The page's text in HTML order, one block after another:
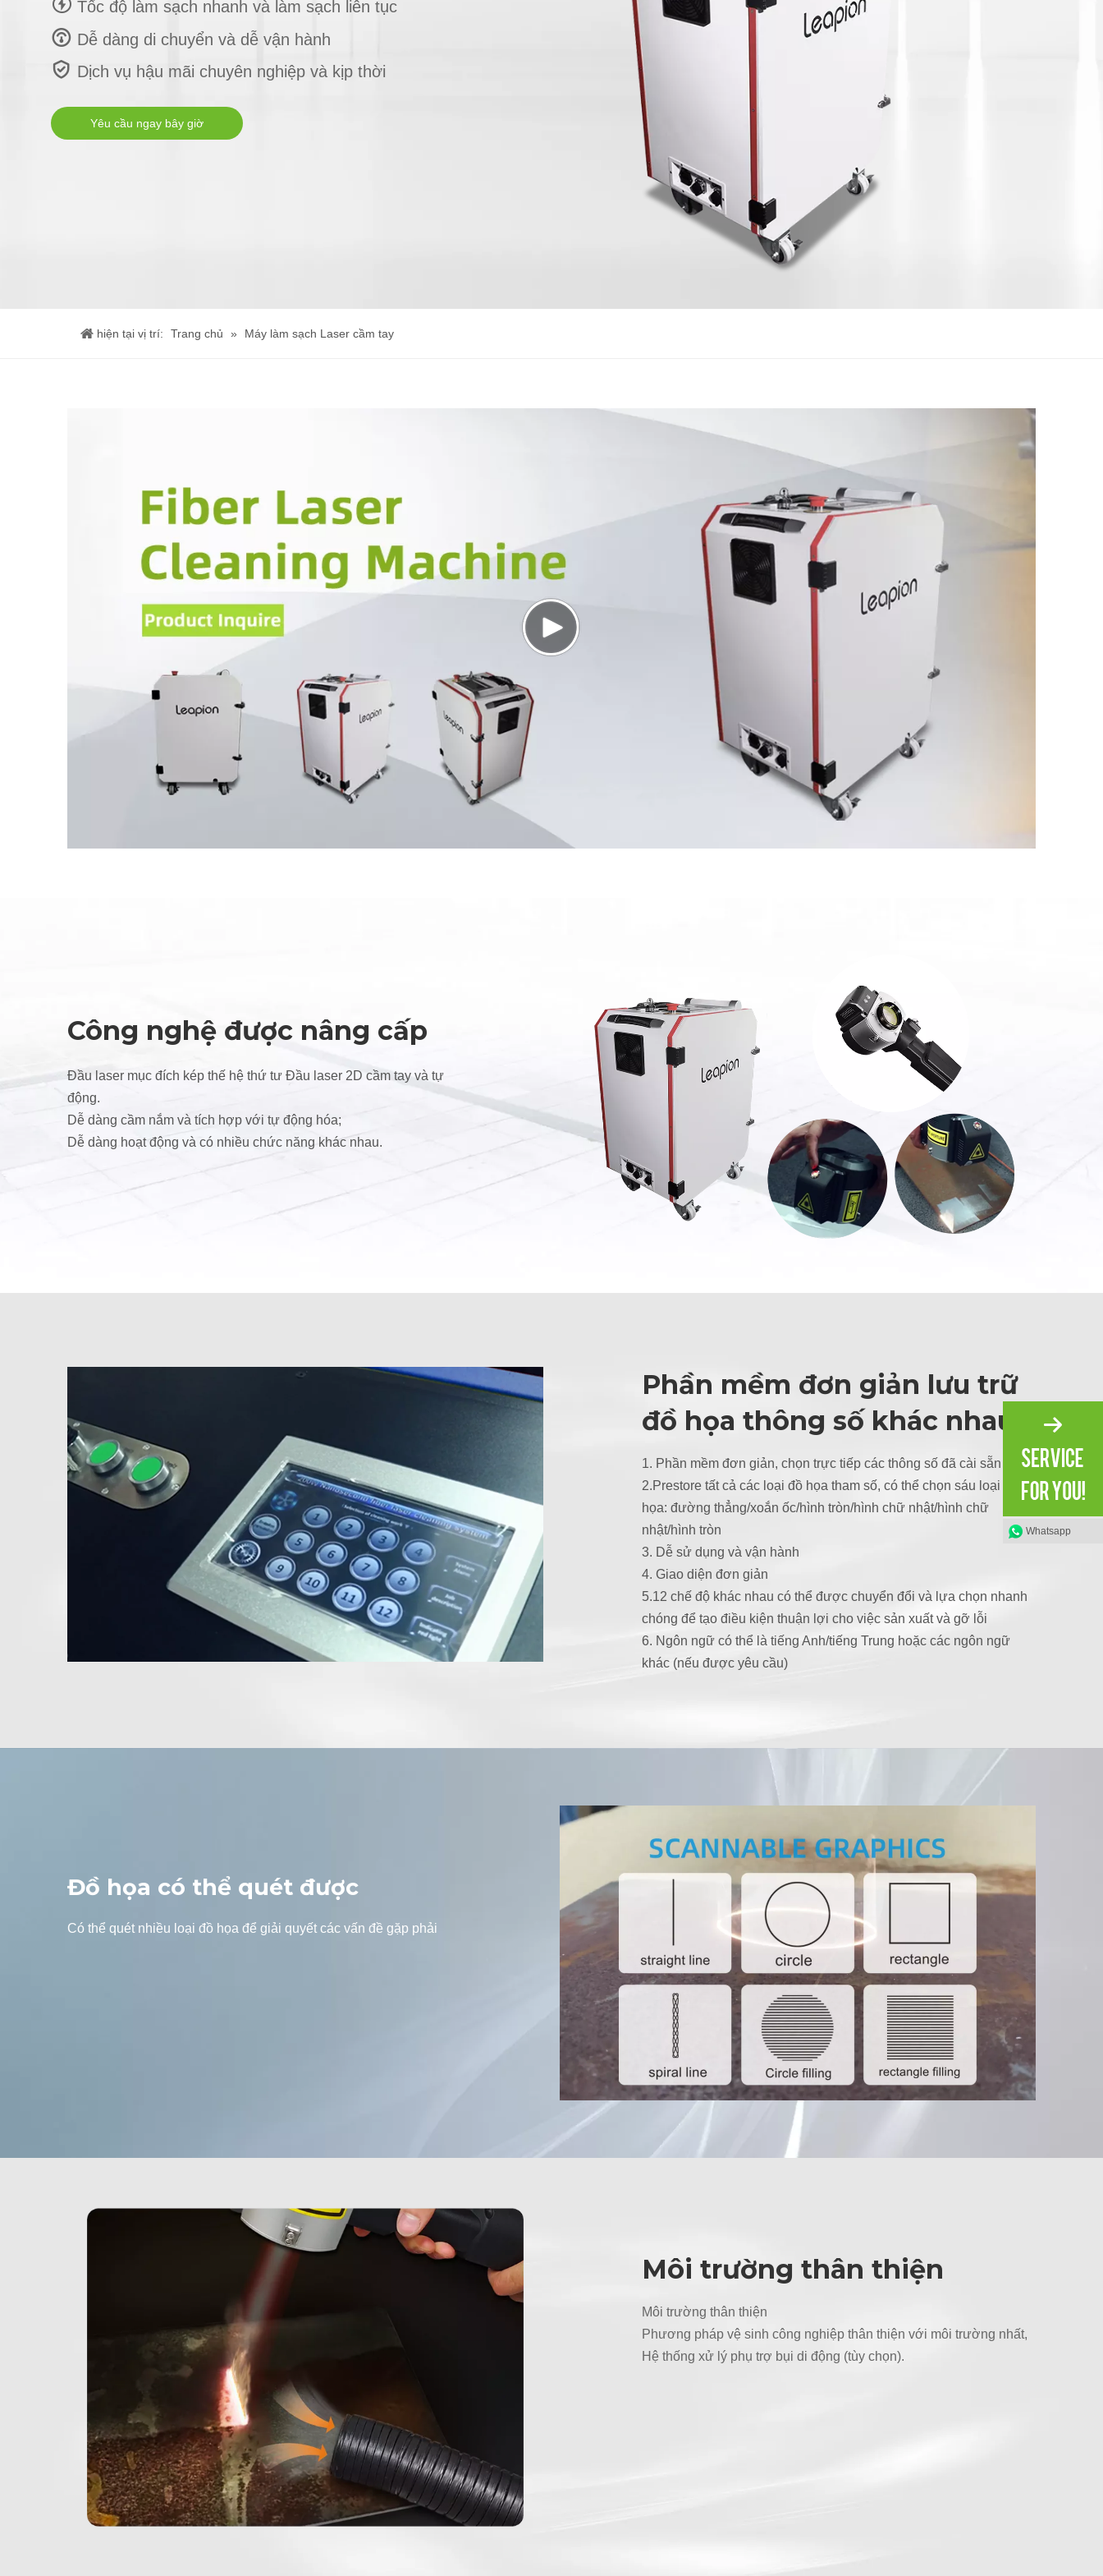
Tốc độ làm sạch nhanh và làm sạch liên tục
 Dễ dàng di chuyển và dễ vận hành
 Dịch vụ hậu mãi chuyên nghiệp và kịp thời
Yêu cầu ngay bây giờ
hiện tại vị trí: Trang chủ » Máy làm sạch Laser cầm tay
Công nghệ được nâng cấp
Đầu laser mục đích kép thế hệ thứ tư Đầu laser 2D cầm tay và tự
động.
Dễ dàng cầm nắm và tích hợp với tự động hóa;
Dễ dàng hoạt động và có nhiều chức năng khác nhau.
Phần mềm đơn giản lưu trữ
đồ họa thông số khác nhau
1. Phần mềm đơn giản, chọn trực tiếp các thông số đã cài sẵn
2.Prestore tất cả các loại đồ họa tham số, có thể chọn sáu loại đồ
họa: đường thẳng/xoắn ốc/hình tròn/hình chữ nhật/hình chữ
nhật/hình tròn
3. Dễ sử dụng và vận hành
4. Giao diện đơn giản
5.12 chế độ khác nhau có thể được chuyển đổi và lựa chọn nhanh
chóng để tạo điều kiện thuận lợi cho việc sản xuất và gỡ lỗi
6. Ngôn ngữ có thể là tiếng Anh/tiếng Trung hoặc các ngôn ngữ
khác (nếu được yêu cầu)
Đồ họa có thể quét được
Có thể quét nhiều loại đồ họa để giải quyết các vấn đề gặp phải
Môi trường thân thiện
Môi trường thân thiện
Phương pháp vệ sinh công nghiệp thân thiện với môi trường nhất,
Hệ thống xử lý phụ trợ bụi di động (tùy chọn).
Whatsapp